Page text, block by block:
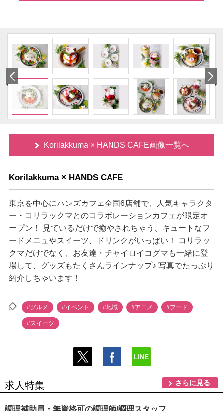
Korilakkuma × HANDS CAFE画像一覧へ
Korilakkuma × HANDS CAFE
東京を中心にハンズカフェ全国6店舗で、人気キャラクタ
ー・コリラックマとのコラボレーションカフェが限定オ
ープン！ 見ているだけで癒やされちゃう、キュートなフ
ードメニュやスイーツ、ドリンクがいっぱい！ コリラッ
クマだけでなく、お友達・チャイロイコグマも一緒に登
場して、グッズもたくさんラインナップ♪ 写真でたっぷり
紹介しちゃいます！
#グルメ #イベント #地域 #アニメ #フード
#スイーツ
求人特集 さらに見る
調理補助員・無資格可の調理師/調理スタッフ